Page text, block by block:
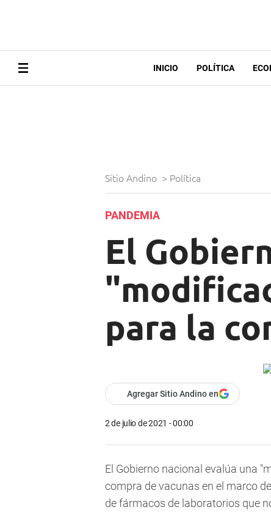
INICIO POLÍTICA
Sitio Andino > Política
PANDEMIA
El
para la
Agregar Sitio Andino en
2 de julio de 2021 - 00:00
El Gobierno nacional evalúa una
compra de vacunas en el marco
de fármacos de laboratorios que